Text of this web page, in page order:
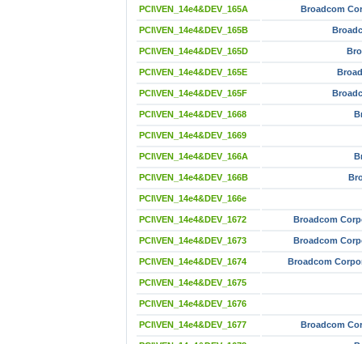
PCI\VEN_14e4&DEV_165A Broadcom
PCI\VEN_14e4&DEV_165B
PCI\VEN_14e4&DEV_165D
PCI\VEN_14e4&DEV_165E
PCI\VEN_14e4&DEV_165F
PCI\VEN_14e4&DEV_1668
PCI\VEN_14e4&DEV_1669
PCI\VEN_14e4&DEV_166A
PCI\VEN_14e4&DEV_166B
PCI\VEN_14e4&DEV_166e
PCI\VEN_14e4&DEV_1672 Broadcom
PCI\VEN_14e4&DEV_1673 Broadcom
PCI\VEN_14e4&DEV_1674 Broadcom
PCI\VEN_14e4&DEV_1675
PCI\VEN_14e4&DEV_1676
PCI\VEN_14e4&DEV_1677 Broadcom